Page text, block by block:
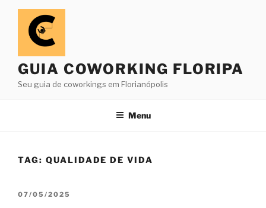
Pular
conteúdo
GUIA COWORKING FLORIPA
Seu guia de coworkings em Florianópolis
Menu
TAG: QUALIDADE DE VIDA
PUBLICADO
07/05/2025